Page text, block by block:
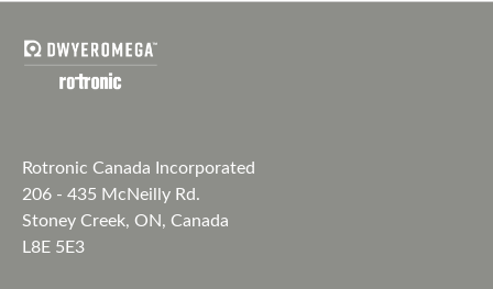
Rotronic Canada Incorporated
206 - 435 McNeilly Rd.
Stoney Creek, ON, Canada
L8E 5E3